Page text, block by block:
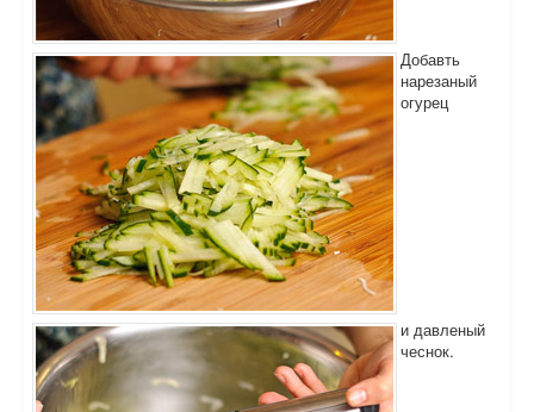
Добавть
нарезаный
огурец
и давленый
чеснок.